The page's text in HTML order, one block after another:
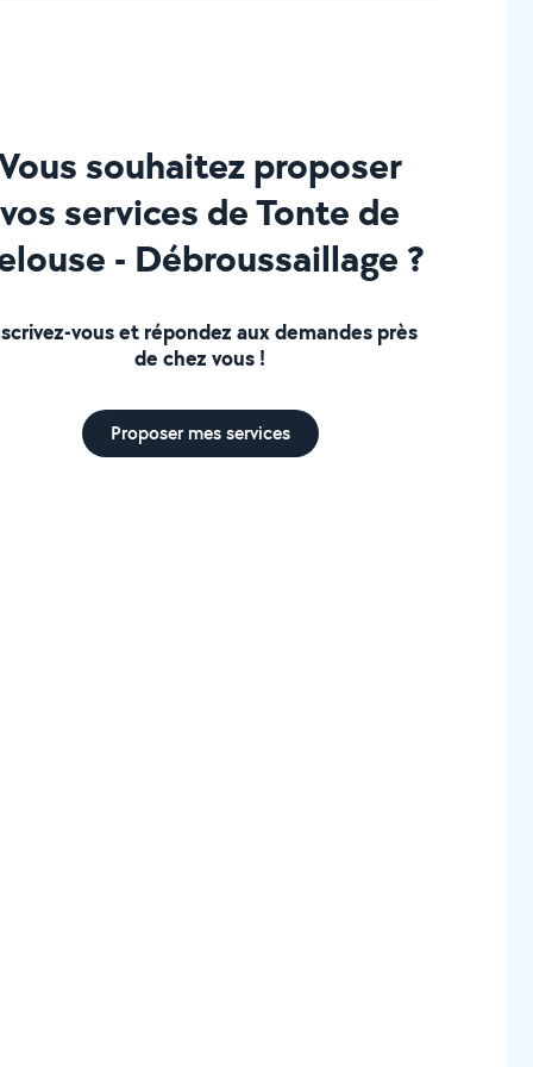
souhaitez proposer
vos services de Tonte de
- Débroussaillage ?
vous et répondez aux demandes près
de chez vous !
Proposer mes services